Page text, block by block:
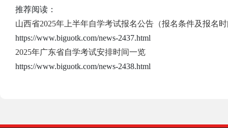
推荐阅读：
山西省2025年上半年自学考试报名公告（报名条件及报名
https://www.biguotk.com/news-2437.html
2025年广东省自学考试安排时间一览
https://www.biguotk.com/news-2438.html